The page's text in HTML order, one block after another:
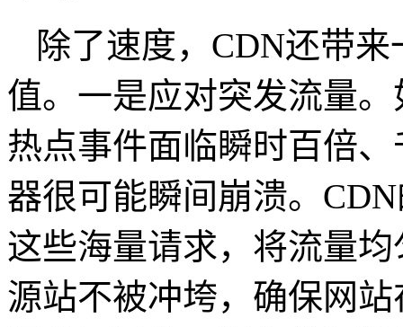
除了速度， CDN还带来
值。一是应对突发流量
热点事件面临瞬时百倍
器很可能瞬间崩溃。 CDN
这些海量请求，将流量
源站不被冲垮，确保网